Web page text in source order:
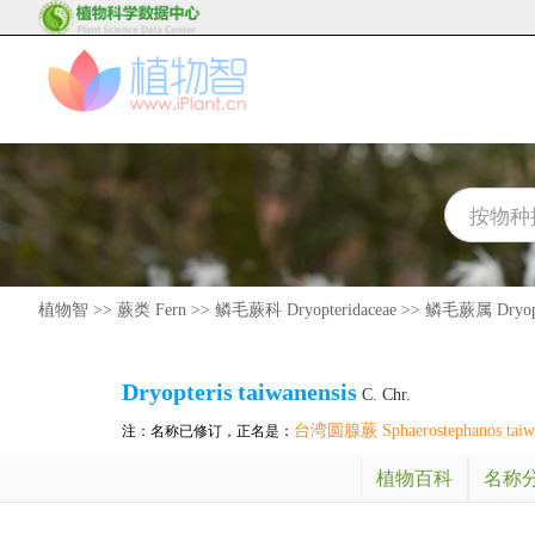
植物智 >> 蕨类 Fern >> 鳞毛蕨科 Dryopteridaceae >> 鳞毛蕨属
Dryopteristaiwanensis C. Chr.
注：名称已修订，正名是： 台湾圆腺蕨 Sphaerostephanos
植物百科 名称